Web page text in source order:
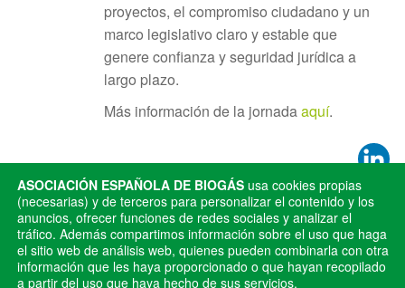
proyectos, el compromiso ciudadano y un
marco legislativo claro y estable que
genere confianza y seguridad jurídica a
largo plazo.
Más información de la jornadaaquí.
Publicado en Noticias
ANTERIOR
AEBIG da la bienvenida a
SIGUIENTE
AEBIG llama a superar
ASOCIACIÓN ESPAÑOLA DE BIOGÁS usa cookies propias
(necesarias) y de terceros para personalizar el contenido y los
anuncios, ofrecer funciones de redes sociales y analizar el
tráfico. Además compartimos información sobre el uso que haga
el sitio web de análisis web, quienes pueden combinarla con otra
información que les haya proporcionado o que hayan recopilado
a partir del uso que haya hecho de sus servicios.